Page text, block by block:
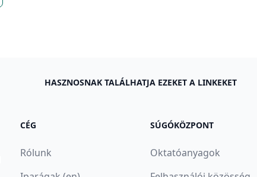
HASZNOSNAK TALÁLHATJA EZEKET A LINKEKET
CÉG
Rólunk
SÚGÓKÖZPONT
Oktatóanyagok